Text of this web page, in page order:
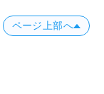
ページ上部へ